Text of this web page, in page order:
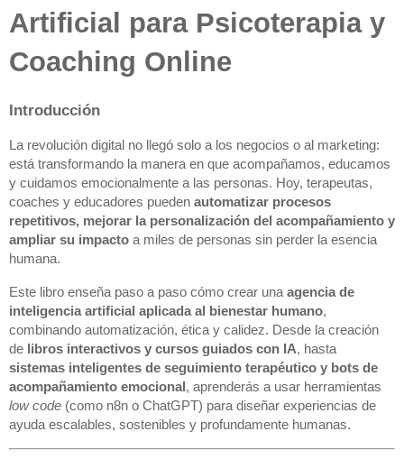
Artificial para Psicoterapia y
Coaching Online
Introducción
La revolución digital no llegó solo a los negocios o al marketing:
está transformando la manera en que acompañamos, educamos
y cuidamos emocionalmente a las personas. Hoy, terapeutas,
coaches y educadores pueden automatizar procesos
repetitivos, mejorar la personalización del acompañamiento y
ampliar su impacto a miles de personas sin perder la esencia
humana.
Este libro enseña paso a paso cómo crear una agencia de
inteligencia artificial aplicada al bienestar humano,
combinando automatización, ética y calidez. Desde la creación
de libros interactivos y cursos guiados con IA, hasta
sistemas inteligentes de seguimiento terapéutico y bots de
acompañamiento emocional , aprenderás a usar herramientas
low code (como n8n o ChatGPT) para diseñar experiencias de
ayuda escalables, sostenibles y profundamente humanas.